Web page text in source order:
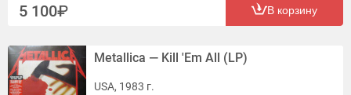
5 100 В корзину
Metallica — Kill 'Em All (LP)
USA, 1983 г.